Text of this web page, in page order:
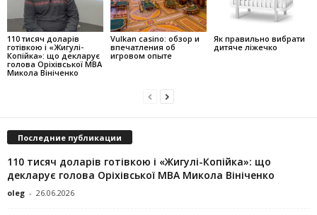
110 тисяч доларів
готівкою і «Жигулі-
Копійка»: що декларує
голова Оріхівської МВА
Микола Вініченко
Vulkan casino: обзор и
впечатления об
игровом опыте
Як правильно вибрати
дитяче ліжечко
Последние публикации
110 тисяч доларів готівкою і «Жигулі-Копійка»: що
декларує голова Оріхівської МВА Микола Вініченко
oleg - 26.06.2026